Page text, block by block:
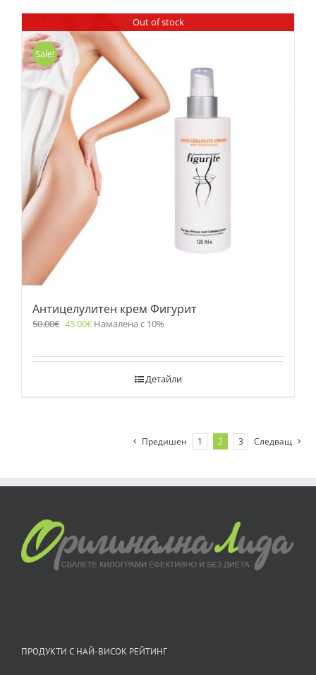
Out of stock
Sale!
Антицелулитен крем Фигурит
50.00€ 45.00€ Намалена с 10%
Детайли
Предишен 1 2 3 Следващ
ПРОДУКТИ С НАЙ-ВИСОК РЕЙТИНГ